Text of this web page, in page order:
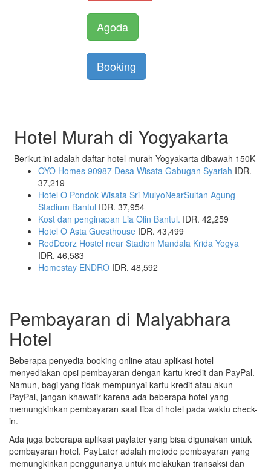
Agoda
Booking
Hotel Murah di Yogyakarta
Berikut ini adalah daftar hotel murah Yogyakarta dibawah 150K
OYO Homes 90987 Desa Wisata Gabugan Syariah IDR.
37,219
Hotel O Pondok Wisata Sri MulyoNearSultan Agung
Stadium Bantul IDR. 37,954
Kost dan penginapan Lia Olin Bantul. IDR. 42,259
Hotel O Asta Guesthouse IDR. 43,499
RedDoorz Hostel near Stadion Mandala Krida Yogya
IDR. 46,583
Homestay ENDRO IDR. 48,592
Pembayaran di Malyabhara
Hotel
Beberapa penyedia booking online atau aplikasi hotel
menyediakan opsi pembayaran dengan kartu kredit dan PayPal.
Namun, bagi yang tidak mempunyai kartu kredit atau akun
PayPal, jangan khawatir karena ada beberapa hotel yang
memungkinkan pembayaran saat tiba di hotel pada waktu check-
in.
Ada juga beberapa aplikasi paylater yang bisa digunakan untuk
pembayaran hotel. PayLater adalah metode pembayaran yang
memungkinkan penggunanya untuk melakukan transaksi dan